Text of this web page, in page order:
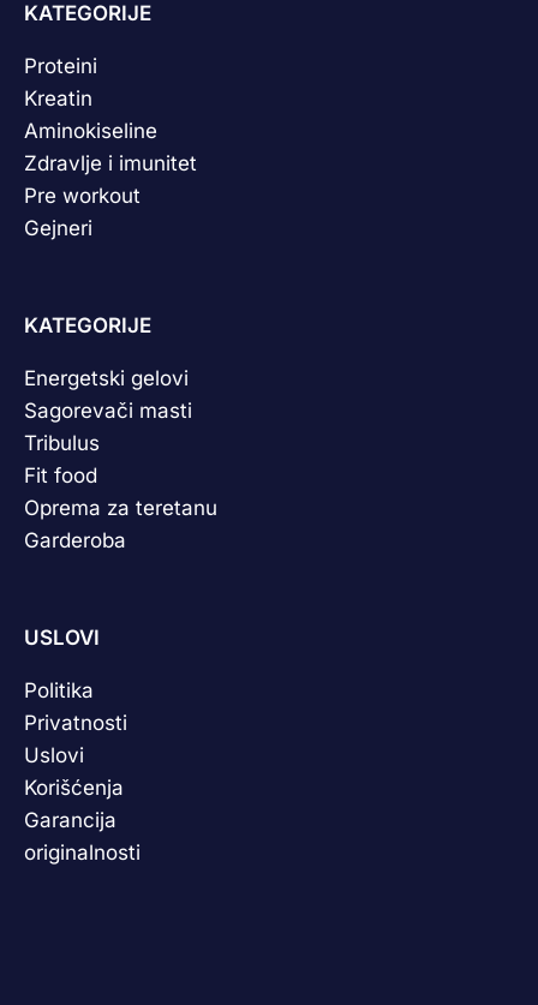
KATEGORIJE
Proteini
Kreatin
Aminokiseline
Zdravlje i imunitet
Pre workout
Gejneri
KATEGORIJE
Energetski gelovi
Sagorevači masti
Tribulus
Fit food
Oprema za teretanu
Garderoba
USLOVI
Politika
Privatnosti
Uslovi
Korišćenja
Garancija
originalnosti